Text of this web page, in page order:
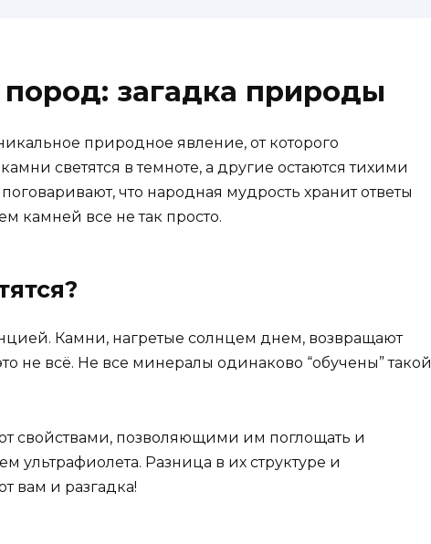
загадка природы
природное явление, от которого
светятся в темноте, а другие остаются тихими
что народная мудрость хранит ответы
камней все не так просто.
Камни, нагретые солнцем днем, возвращают
не всё. Не все минералы одинаково “обучены” такой
свойствами, позволяющими им поглощать и
ультрафиолета. Разница в их структуре и
вам и разгадка!